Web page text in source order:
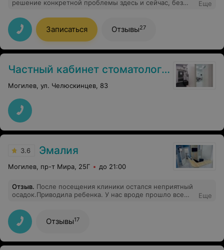
решение конкретной проблемы здесь и сейчас, без
конфликтах в паре.
Еще
Записаться Отзывы27
Частный кабинет стоматолога Анны Ракутько
Могилев, ул. Челюскинцев, 83
3.6 Эмалия
Могилев, пр-т Мира, 25Г до 21:00
Отзыв. После посещения клиники остался неприятный
осадок.Приводила ребенка. У нас вроде прошло все
понравилось, что в этой клинике постоянные
конфликты и скандалы. Помещение очень маленькое и
все слышно.На первом приеме слушала, как
обслуживающий персонал кричал на детей-
подростков за то, что они не надели бахилы. Если бы я
Еще
Отзывы17